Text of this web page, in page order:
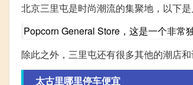
北京三里屯是时尚潮流的集聚地，以下
Popcorn General Store，这是一个非常
除此之外，三里屯还有很多其他的潮店
太古里哪里停车便宜